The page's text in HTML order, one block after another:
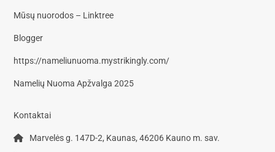
Mūsų nuorodos – Linktree
Blogger
https://nameliunuoma.mystrikingly.com/
Namelių Nuoma Apžvalga 2025
Kontaktai
Marvelės g. 147D-2, Kaunas, 46206 Kauno m. sav.